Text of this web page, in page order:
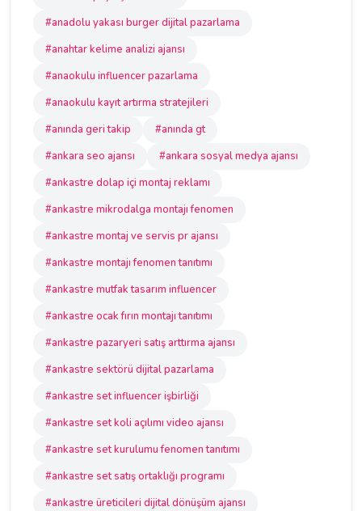
#anadolu yakası burger dijital pazarlama
#anahtar kelime analizi ajansı
#anaokulu influencer pazarlama
#anaokulu kayıt artırma stratejileri
#anında geri takip
#anında gt
#ankara seo ajansı
#ankara sosyal medya ajansı
#ankastre dolap içi montaj reklamı
#ankastre mikrodalga montajı fenomen
#ankastre montaj ve servis pr ajansı
#ankastre montajı fenomen tanıtımı
#ankastre mutfak tasarım influencer
#ankastre ocak fırın montajı tanıtımı
#ankastre pazaryeri satış arttırma ajansı
#ankastre sektörü dijital pazarlama
#ankastre set influencer işbirliği
#ankastre set koli açılımı video ajansı
#ankastre set kurulumu fenomen tanıtımı
#ankastre set satış ortaklığı programı
#ankastre üreticileri dijital dönüşüm ajansı